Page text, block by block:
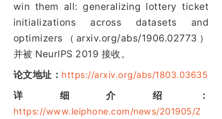
win them all: generalizing lottery ticket
initializations across datasets and
optimizers（arxiv.org/abs/1906.02773）
并被 NeurIPS 2019 接收。
论文地址： https://arxiv.org/abs/1803.03635
详细介绍：
https://www.leiphone.com/news/201905/Z